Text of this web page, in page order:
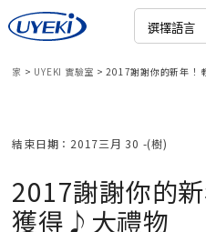
家 > UYEKI 實驗室 >2017謝謝你的新年！
結束日期：2017三月 30 -(樹)
2017謝謝你的
獲得♪大禮物